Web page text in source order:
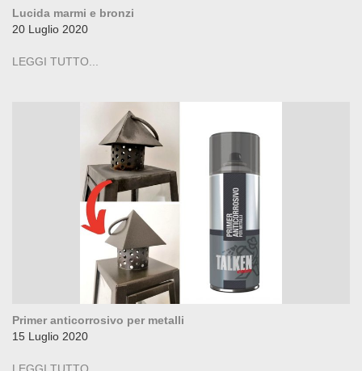
Lucida marmi e bronzi
20 Luglio 2020
LEGGI TUTTO...
Primer anticorrosivo per metalli
15 Luglio 2020
LEGGI TUTTO...